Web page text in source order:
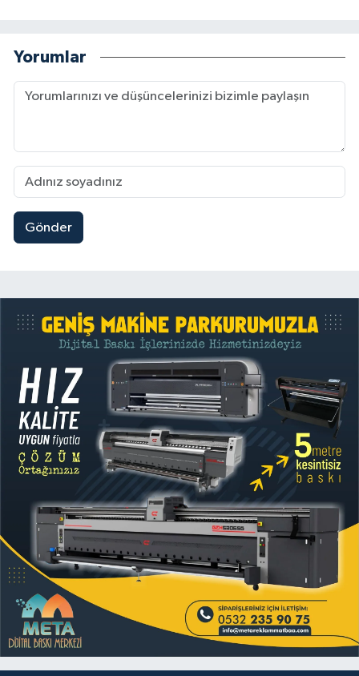
Yorumlar
Gönder